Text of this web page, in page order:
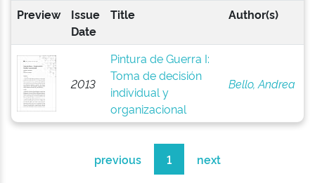
Preview
Issue
Date
Title Author(s)
2013
Pintura de Guerra I:
Toma de decisión
individual y
organizacional
Bello, Andrea
previous 1 next